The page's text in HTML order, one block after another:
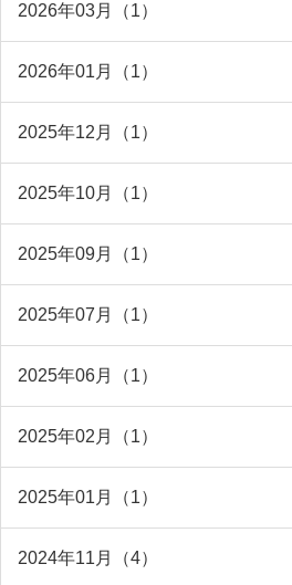
2026年03月（1）
2026年01月（1）
2025年12月（1）
2025年10月（1）
2025年09月（1）
2025年07月（1）
2025年06月（1）
2025年02月（1）
2025年01月（1）
2024年11月（4）